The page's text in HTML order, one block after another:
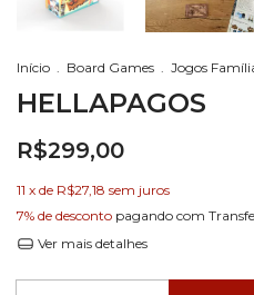
Início . Board Games . Jogos
HELLAPAGOS
R$299,00
11 x de R$27,18 sem juros
7% de desconto pagando com
Ver mais detalhes